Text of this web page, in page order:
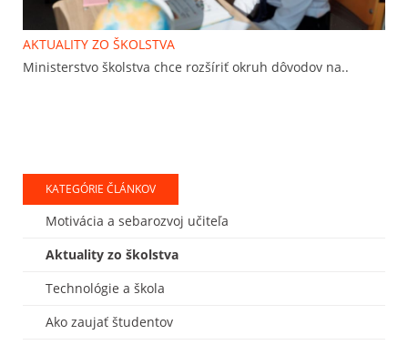
AKTUALITY ZO ŠKOLSTVA
Ministerstvo školstva chce rozšíriť okruh dôvodov na..
KATEGÓRIE ČLÁNKOV
Motivácia a sebarozvoj učiteľa
Aktuality zo školstva
Technológie a škola
Ako zaujať študentov